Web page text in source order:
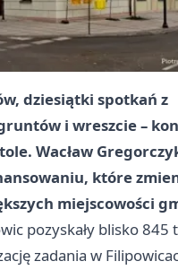
dziesiątki spotkań z
i wreszcie –
Wacław
które
miejscowości
pozyskały blisko 845
zadania w